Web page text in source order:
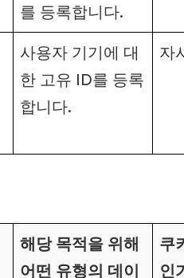
를 등록합니다.
사용자 기기에 대
한 고유 ID를 등록
합니다.
자
해당 목적을 위해
어떤 유형의 데이
쿠
인